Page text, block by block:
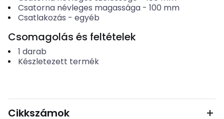
Csatorna névleges magassága- 100 mm
Csatlakozás - egyéb
Csomagolás és feltételek
1 darab
Készletezett termék
Cikkszámok